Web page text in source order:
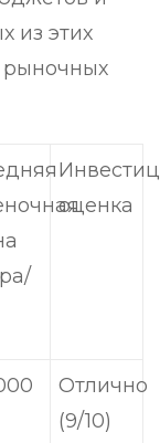
из этих
рыночных
оценка
Отлично
(9/10)